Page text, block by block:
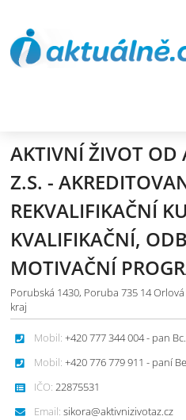
AKTIVNÍ ŽIVOT OD
Z.S. -
REKVALIFIKAČNÍ
KVALIFIKAČNÍ,
MOTIVAČNÍ
Porubská 1430, Poruba 735 14
kraj
Mobil: +420 777 344 004 - pan
Mobil: +420 776 779 911 - paní
IČO: 22875531
Email: sikora@aktivnizivotaz.cz